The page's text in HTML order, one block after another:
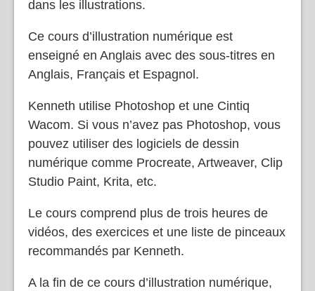
dans les illustrations.
Ce cours d’illustration numérique est
enseigné en Anglais avec des sous-titres en
Anglais, Français et Espagnol.
Kenneth utilise Photoshop et une Cintiq
Wacom. Si vous n’avez pas Photoshop, vous
pouvez utiliser des logiciels de dessin
numérique comme Procreate, Artweaver, Clip
Studio Paint, Krita, etc.
Le cours comprend plus de trois heures de
vidéos, des exercices et une liste de pinceaux
recommandés par Kenneth.
A la fin de ce cours d’illustration numérique,